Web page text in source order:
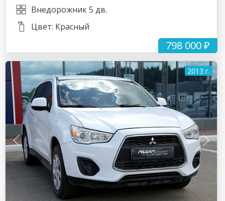
798 000 ₽
Внедорожник 5 дв.
Цвет: Красный
2013 г.